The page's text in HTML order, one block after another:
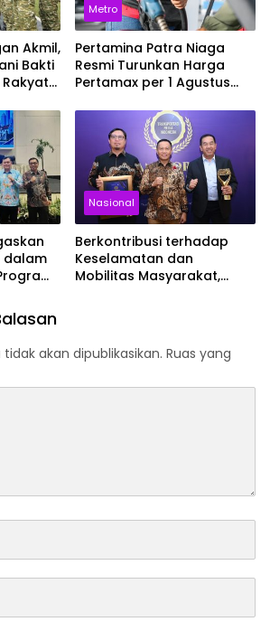
Akmil,
Bakti
Metro
Pertamina Patra Niaga
Resmi Turunkan Harga
Pertamax per 1 Agustus
Sekarang
dalam
Nasional
Berkontribusi terhadap
Keselamatan dan
Mobilitas Masyarakat,
Awards 2026
akan dipublikasikan. Ruas yang